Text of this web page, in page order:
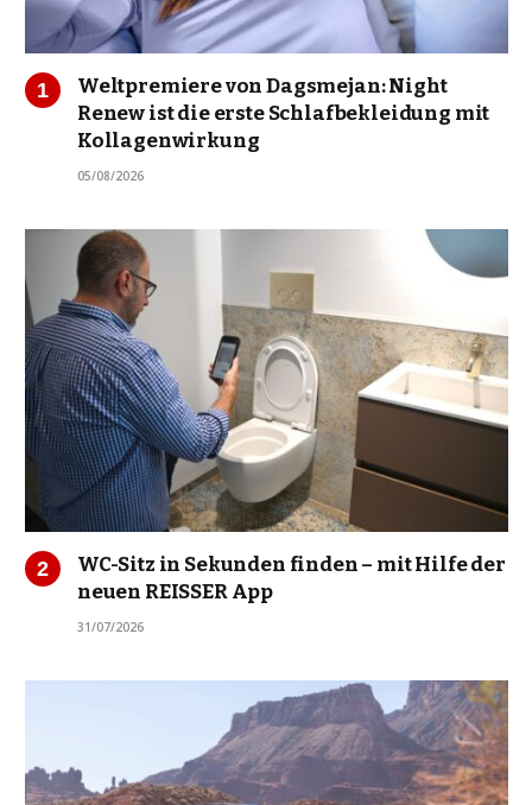
Weltpremiere von Dagsmejan: Night
Renew ist die erste Schlafbekleidung mit
Kollagenwirkung
05/08/2026
WC-Sitz in Sekunden finden – mit Hilfe der
neuen REISSER App
31/07/2026